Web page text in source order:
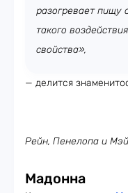
разогревает пищу
такого
свойства»,
— делится
Рейн, Пенелопа и
Мадонна